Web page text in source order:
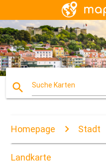
search Suche Karten
Homepage Stadt
Landkarte